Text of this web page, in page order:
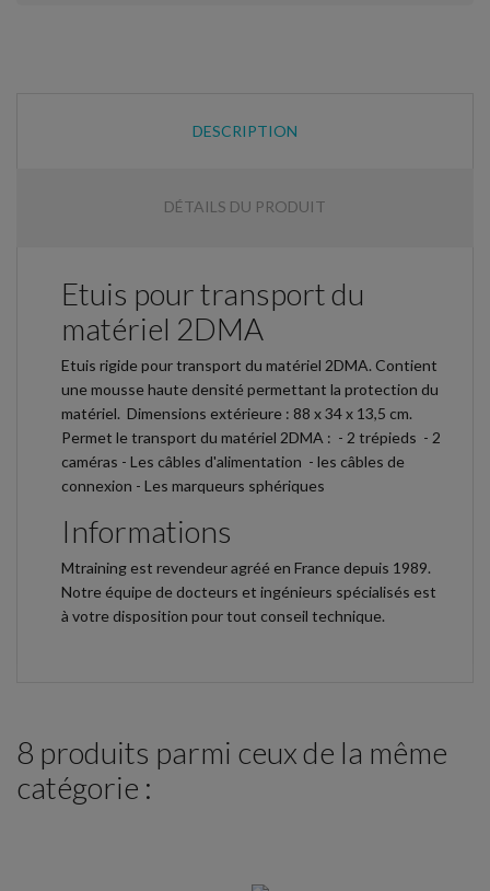
DESCRIPTION
DÉTAILS DU PRODUIT
Etuis pour transport du
matériel 2DMA
Etuis rigide pour transport du matériel 2DMA. Contient
une mousse haute densité permettant la protection du
matériel. Dimensions extérieure : 88 x 34 x 13,5 cm.
Permet le transport du matériel 2DMA : - 2 trépieds - 2
caméras - Les câbles d'alimentation - les câbles de
connexion - Les marqueurs sphériques
Informations
Mtraining est revendeur agréé en France depuis 1989.
Notre équipe de docteurs et ingénieurs spécialisés est
à votre disposition pour tout conseil technique.
8 produits parmi ceux de la même
catégorie :